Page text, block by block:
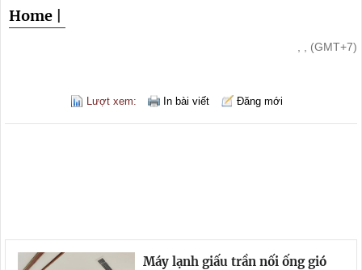
Home
, , (GMT+7)
Lượt xem: In bài viết Đăng mới
Máy lạnh giấu trần nối ống gió